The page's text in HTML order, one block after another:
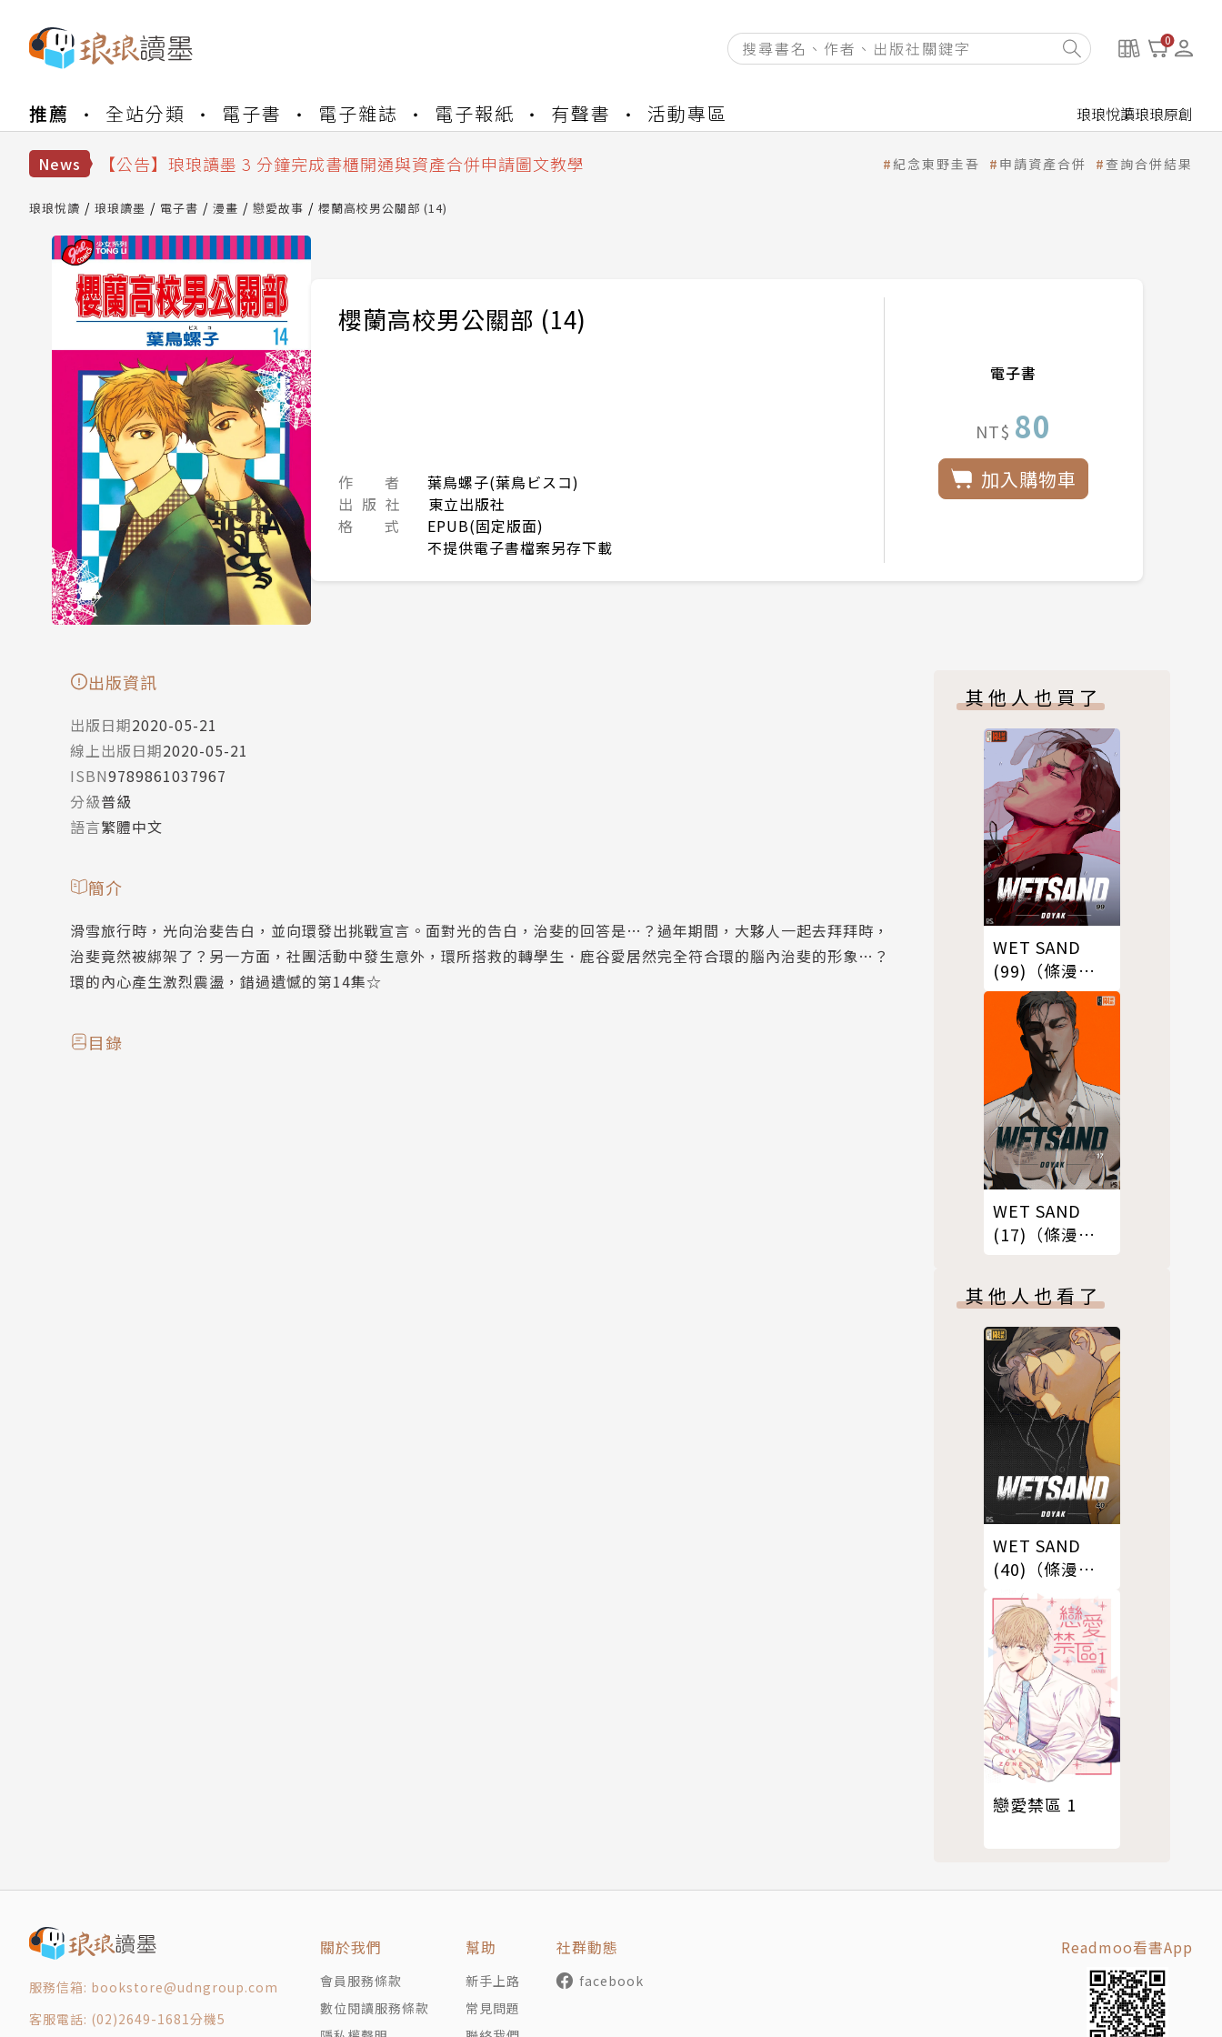
0
推薦 全站分類 電子書 電子雜誌 電子報紙 有聲書 活動專區 琅琅悅讀琅琅原創
News
【公告】琅琅讀墨數位閱讀資產合併與書櫃開通申請
【公告】琅琅讀墨 3 分鐘完成書櫃開通與資產合併申請圖文教學
【公告】琅琅讀墨數位閱讀資產合併與書櫃開通申請
紀念東野圭吾 申請資產合併 查詢合併結果
琅琅悅讀 琅琅讀墨 電子書 漫畫 戀愛故事 櫻蘭高校男公關部 (14)
櫻蘭高校男公關部 (14)
作 者
葉鳥螺子(葉鳥ビスコ)
出 版 社
東立出版社
格 式
EPUB(固定版面)
不提供電子書檔案另存下載
電子書
NT$ 80
加入購物車
出版資訊
出版日期2020-05-21
線上出版日期2020-05-21
ISBN9789861037967
分級普級
語言繁體中文
簡介
滑雪旅行時，光向治斐告白，並向環發出挑戰宣言。面對光的告白，治斐的回答是…？過年期間，大夥人一起去拜拜時，
治斐竟然被綁架了？另一方面，社團活動中發生意外，環所搭救的轉學生．鹿谷愛居然完全符合環的腦內治斐的形象…？
環的內心產生激烈震盪，錯過遺憾的第14集☆
目錄
其他人也買了
WET SAND
(99)（條漫
版）
WET SAND
(17)（條漫
其他人也看了
WET SAND
(40)（條漫
版）
戀愛禁區 1
服務信箱: bookstore@udngroup.com
客服電話: (02)2649-1681分機5
關於我們
會員服務條款
數位閱讀服務條款
幫助
新手上路
常見問題
社群動態
facebook
Readmoo看書App